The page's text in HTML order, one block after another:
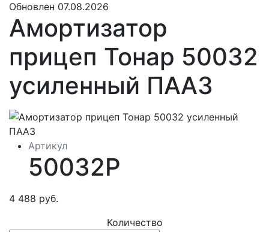
Обновлен 07.08.2026
Амортизатор
прицеп Тонар 50032
усиленный ПААЗ
Артикул
50032Р
4 488 руб.
Количество